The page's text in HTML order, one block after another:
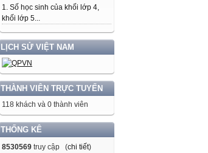
1. Số học sinh của khối lớp 4,
khối lớp 5...
LỊCH SỬ VIỆT NAM
THÀNH VIÊN TRỰC TUYẾN
118 khách và 0 thành viên
THỐNG KÊ
8530569 truy cập (chi tiết)